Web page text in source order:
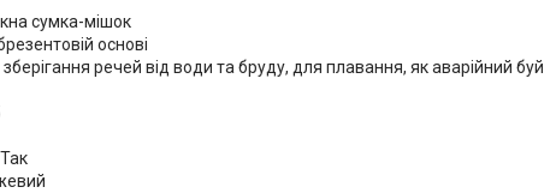
сумка-мішок
основі
речей від води та бруду, для плавання, як аварійний буй